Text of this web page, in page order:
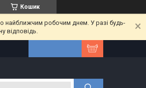
Кошик
найближчим робочим днем. У разі будь-
відповідь.